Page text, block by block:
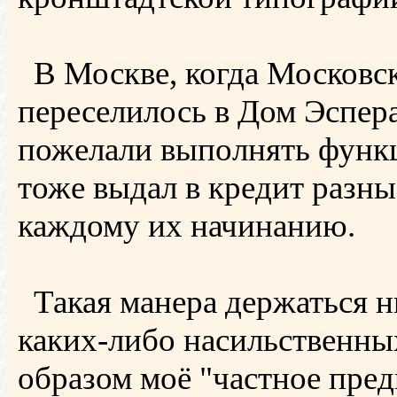
В Москве, когда
переселилось в Дом
пожелали выполнять
тоже выдал в кредит
каждому их начинанию.
Такая манера держаться
каких-либо
образом моё "частное